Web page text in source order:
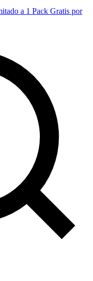
a 1 Pack Gratis por